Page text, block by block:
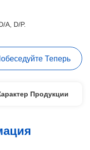
A, D/P.
Теперь
Продукции